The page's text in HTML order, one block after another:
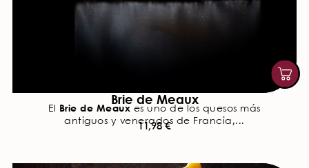
Brie de Meaux
El Brie de Meaux es uno de los quesos más
antiguos y venerados de Francia,...
11,98€